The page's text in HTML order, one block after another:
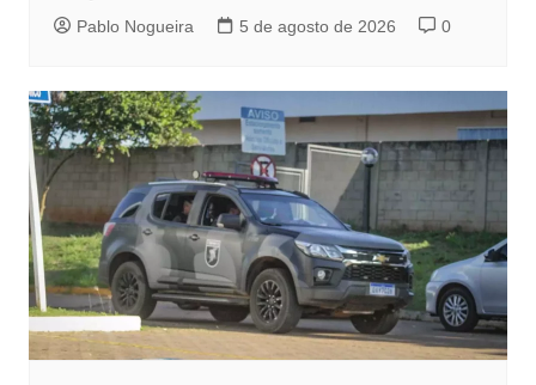
Pablo Nogueira 5 de agosto de 2026 0